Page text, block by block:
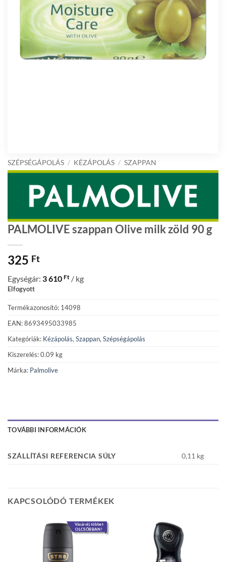
SZÉPSÉGÁPOLÁS / KÉZÁPOLÁS / SZAPPAN
PALMOLIVE szappan Olive milk zöld 90 g
325 Ft
Egységár: 3 610 Ft / kg
Elfogyott
Termékazonosító: 14098
EAN: 8693495033985
Kategóriák: Kézápolás, Szappan, Szépségápolás
Kiszerelés: 0.09 kg
Márka: Palmolive
TOVÁBBI INFORMÁCIÓK
SZÁLLÍTÁSI REFERENCIA SÚLY 0,11 kg
KAPCSOLÓDÓ TERMÉKEK
Vásárolj többet
OLCSÓBBAN!